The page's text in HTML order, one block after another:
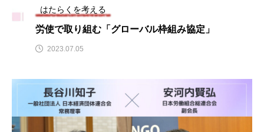
はたらくを考える
労使で取り組む「グローバル枠組み協定」
2023.07.05